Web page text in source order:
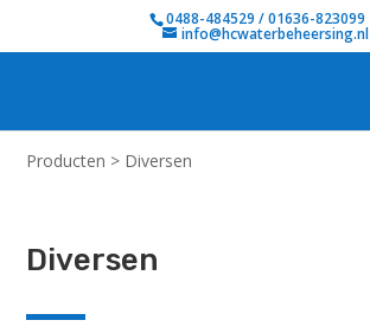
0488-484529 / 01636-823099
info@hcwaterbeheersing.nl
Producten > Diversen
Diversen